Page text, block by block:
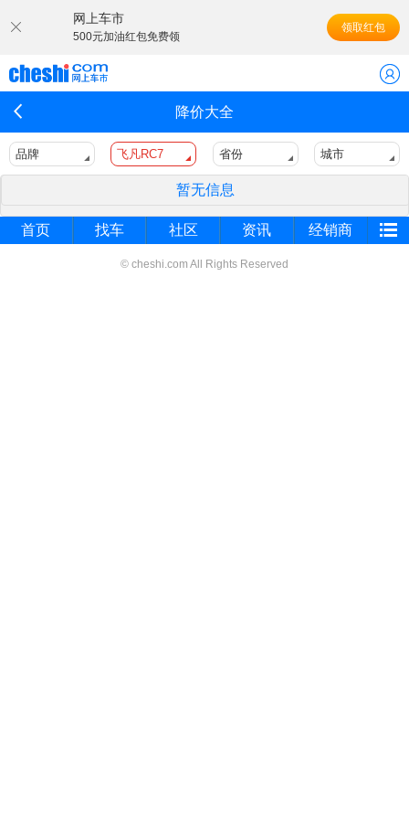
网上车市
500元加油红包免费领
领取红包
降价大全
品牌 飞凡RC7 省份 城市
暂无信息
首页 找车 社区 资讯 经销商
© cheshi.com All Rights Reserved